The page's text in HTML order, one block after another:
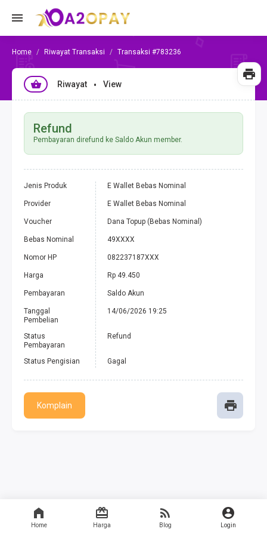
Home Harga Blog Login
Riwayat Transaksi Transaksi #783236
Riwayat View
Refund
Pembayaran direfund ke Saldo Akun member.
Jenis Produk E Wallet Bebas Nominal
Provider E Wallet Bebas Nominal
Voucher Dana Topup (Bebas Nominal)
Bebas Nominal 49XXXX
Nomor HP 082237187XXX
Harga Rp 49.450
Pembayaran Saldo Akun
Tanggal
Pembelian
14/06/2026 19:25
Status
Pembayaran
Refund
Status Pengisian Gagal
Komplain